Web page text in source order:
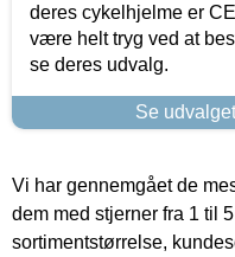
deres cykelhjelme er
være helt tryg ved at
se deres udvalg.
Se
Vi har gennemgået de
dem med stjerner fra 1 til
sortimentstørrelse,